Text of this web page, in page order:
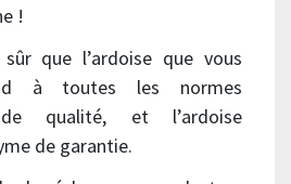
!
que l’ardoise que vous
à toutes les normes
de qualité, et l’ardoise
de garantie.